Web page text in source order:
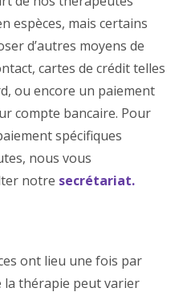
espèces, mais certains
d’autres moyens de
cartes de crédit telles
ou encore un paiement
compte bancaire. Pour
spécifiques
nous vous
notre secrétariat.
ont lieu une fois par
la thérapie peut varier